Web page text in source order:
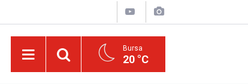
Bursa
20 °C